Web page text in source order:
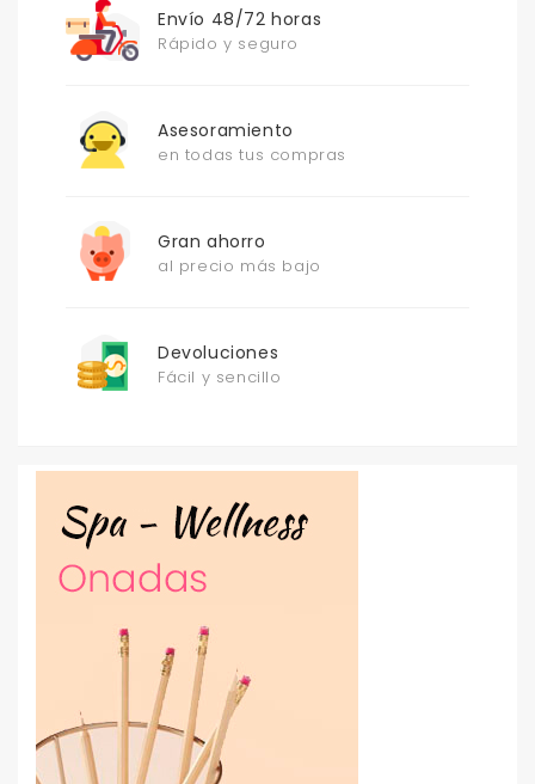
Envío 48/72 horas
Rápido y seguro
Asesoramiento
en todas tus compras
Gran ahorro
al precio más bajo
Devoluciones
Fácil y sencillo